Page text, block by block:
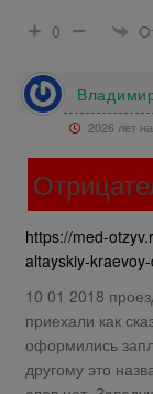
0
2026 лет
https://med-
altayskiy-
10 01 2018
приехали как
оформились
другому это